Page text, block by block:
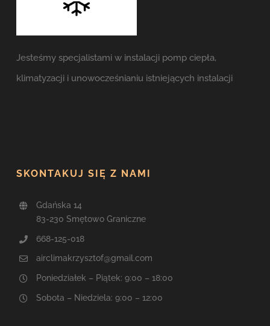
Jesteśmy specjalistami w instalacji pomp ciepła,
klimatyzacji i unowocześnianiu istniejących instalacji
SKONTAKUJ SIĘ Z NAMI
Gdańska 14
83-230 Smętowo Graniczne
668-125-018
airclimakrzysztof@gmail.com
Poniedziałek – Piątek: 9:00 – 18:00
Sobota – Niedziela: 9:00 – 12:00